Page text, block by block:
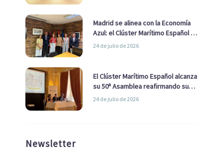
Madrid se alinea con la Economía
Azul: el Clúster Marítimo Español y
la Real Liga Naval avanzan alianzas
24 de julio de 2026
El Clúster Marítimo Español alcanza
su 50ª Asamblea reafirmando su
liderazgo en la Economía Azul
24 de julio de 2026
Newsletter